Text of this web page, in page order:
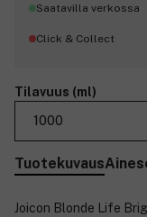
Saatavilla verkossa
Click & Collect
Tilavuus (ml)
1000
Tuotekuvaus
Joicon Blonde Life